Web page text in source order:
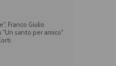
Franco Giulio
"Un santo per amico"